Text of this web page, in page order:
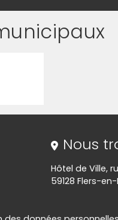
contact
Nous
Hôtel de Ville,
59128 Flers-